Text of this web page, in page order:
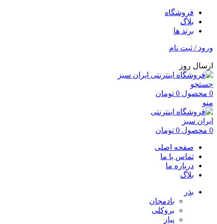
فروشگاه
بلاگ
برند ها
ورود / ثبت نام
ارسال روز
جستجو
0 محصول 0 تومان
منو
0 محصول 0 تومان
صفحه اصلی
تماس با ما
درباره ما
بلاگ
بذر
بادمجان
بروکلی
پیاز